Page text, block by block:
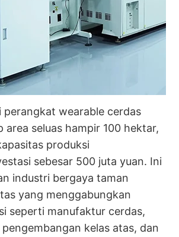
perangkat wearable cerdas
area seluas hampir 100 hektar,
produksi
sebesar 500 juta yuan. Ini
industri bergaya taman
yang menggabungkan
seperti manufaktur cerdas,
kelas atas, dan